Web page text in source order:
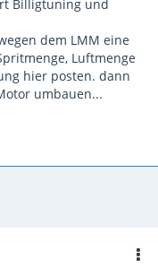
Billigtuning und
dem LMM eine
Luftmenge
hier posten. dann
umbauen...